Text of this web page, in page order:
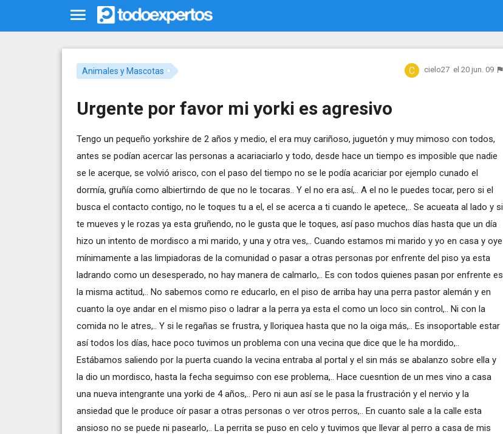
Animales y Mascotas cielo27 el 20 jun. 09
Urgente por favor mi yorki es agresivo
Tengo un pequeño yorkshire de 2 años y medio, el era muy cariñoso, juguetón y muy mimoso con todos,
antes se podían acercar las personas a acariaciarlo y todo, desde hace un tiempo es imposible que nadie
se le acerque, se volvió arisco, con el paso del tiempo no se le podía acariciar por ejemplo cunado el
dormía, gruñía como albiertirndo de que no le tocaras.. Y el no era así,.. A el no le puedes tocar, pero si el
busca el contacto contigo, no le toques tu a el, el se acerca a ti cuando le apetece,.. Se acueata al lado y si
te mueves y le rozas ya esta gruñendo, no le gusta que le toques, así paso muchos días hasta que un día
hizo un intento de mordisco a mi marido, y una y otra ves,.. Cuando estamos mi marido y yo en casa y oye
mínimamente a las limpiadoras de la comunidad o pasar a otras personas por enfrente del piso ya esta
ladrando como un desesperado, no hay manera de calmarlo,.. Es con todos quienes pasan por enfrente es
la misma actitud,.. No sabemos como re educarlo, en el piso de arriba hay una perra pastor alemán y en
cuanto la oye andar en el mismo piso o ladrar a la perra ya esta el como un loco sin control,.. Ni con la
comida no le atres,.. Y si le regañas se frustra, y lloriquea hasta que no la oiga más,.. Es insoportable estar
así todos los días, hace poco tuvimos un problema con una vecina que dice que le ha mordido,..
Estábamos saliendo por la puerta cuando la vecina entraba al portal y el sin más se abalanzo sobre ella y
la dio un mordisco, hasta la fecha seguimso con ese problema,.. Hace cuesntion de un mes vino a casa
una nueva intengrante una yorki de 4 años,.. Pero ni aun así se le pasa la frustración y el nervio y la
ansiedad que le produce oír pasar a otras personas o ver otros perros,.. En cuanto sale a la calle esta
ansioso no se puede ni pasearlo,.. La perrita se puso en celo y tuvimos que llevar al perro a casa de mis